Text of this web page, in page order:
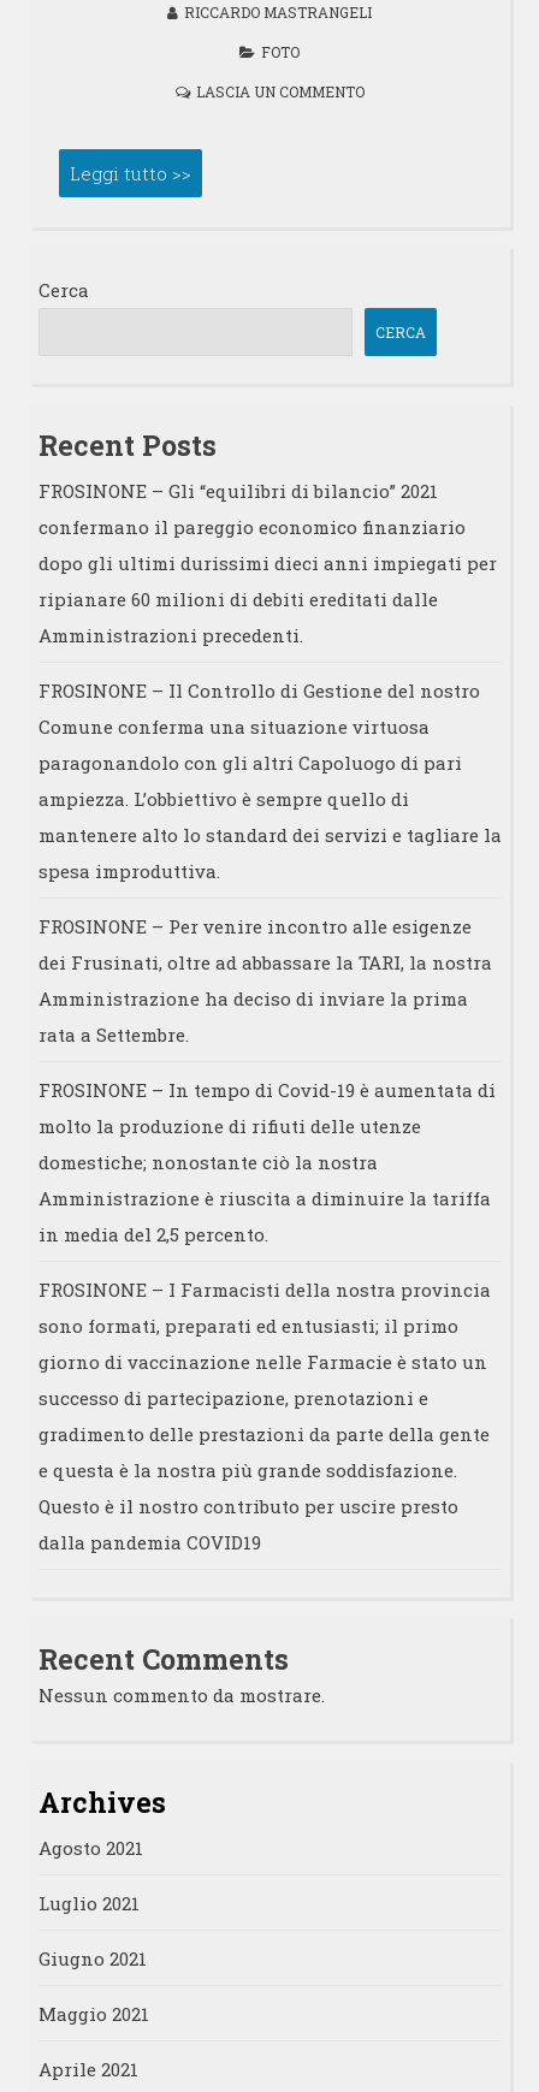
RICCARDO MASTRANGELI
FOTO
LASCIA UN COMMENTO
Leggi tutto >>
Cerca
CERCA
Recent Posts
FROSINONE – Gli “equilibri di bilancio” 2021
confermano il pareggio economico finanziario
dopo gli ultimi durissimi dieci anni impiegati per
ripianare 60 milioni di debiti ereditati dalle
Amministrazioni precedenti.
FROSINONE – Il Controllo di Gestione del nostro
Comune conferma una situazione virtuosa
paragonandolo con gli altri Capoluogo di pari
ampiezza. L’obbiettivo è sempre quello di
mantenere alto lo standard dei servizi e tagliare la
spesa improduttiva.
FROSINONE – Per venire incontro alle esigenze
dei Frusinati, oltre ad abbassare la TARI, la nostra
Amministrazione ha deciso di inviare la prima
rata a Settembre.
FROSINONE – In tempo di Covid-19 è aumentata di
molto la produzione di rifiuti delle utenze
domestiche; nonostante ciò la nostra
Amministrazione è riuscita a diminuire la tariffa
in media del 2,5 percento.
FROSINONE – I Farmacisti della nostra provincia
sono formati, preparati ed entusiasti; il primo
giorno di vaccinazione nelle Farmacie è stato un
successo di partecipazione, prenotazioni e
gradimento delle prestazioni da parte della gente
e questa è la nostra più grande soddisfazione.
Questo è il nostro contributo per uscire presto
dalla pandemia COVID19
Recent Comments
Nessun commento da mostrare.
Archives
Agosto 2021
Luglio 2021
Giugno 2021
Maggio 2021
Aprile 2021